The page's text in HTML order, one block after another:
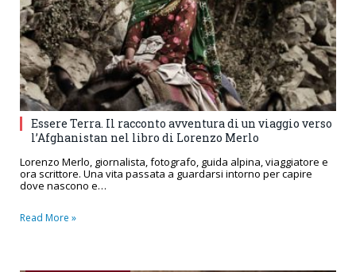
Essere Terra. Il racconto avventura di un viaggio verso
l’Afghanistan nel libro di Lorenzo Merlo
Lorenzo Merlo, giornalista, fotografo, guida alpina, viaggiatore e
ora scrittore. Una vita passata a guardarsi intorno per capire
dove nascono e…
Read More »